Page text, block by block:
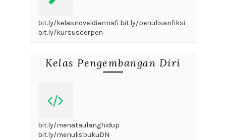
bit.ly/kelasnoveldiannafi bit.ly/penulisanfiksi
bit.ly/kursuscerpen
Kelas Pengembangan Diri
bit.ly/menataulanghidup
bit.ly/menulisbukuDN